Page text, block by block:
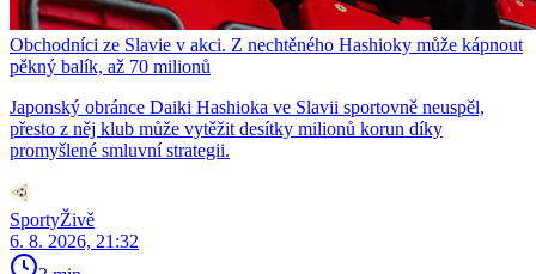
Obchodníci ze Slavie v akci. Z nechtěného Hashioky může kápnout
pěkný balík, až 70 milionů
Japonský obránce Daiki Hashioka ve Slavii sportovně neuspěl,
přesto z něj klub může vytěžit desítky milionů korun díky
promyšlené smluvní strategii.
SportyŽivě
6. 8. 2026, 21:32